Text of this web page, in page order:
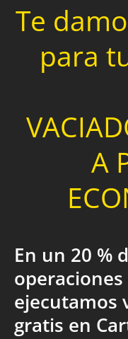
Te
para
A
En un 20 %
ejecutamos
gratis en